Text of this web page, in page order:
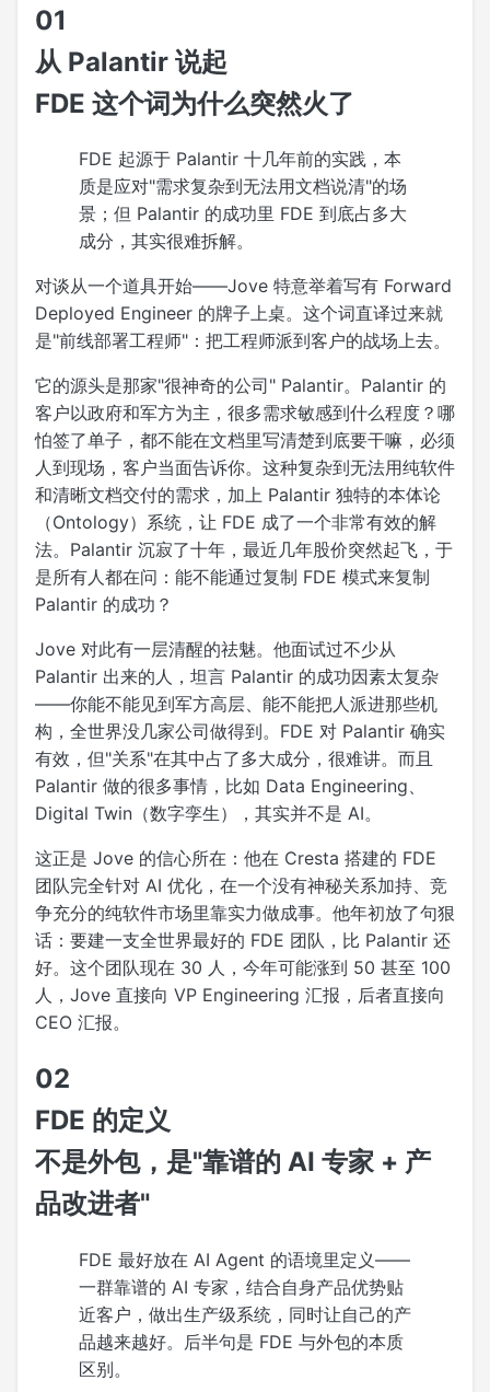
01
从 Palantir 说起
FDE 这个词为什么突然火了
FDE 起源于 Palantir 十几年前的实践，本
质是应对"需求复杂到无法用文档说清"的场
景；但 Palantir 的成功里 FDE 到底占多大
成分，其实很难拆解。
对谈从一个道具开始——Jove 特意举着写有 Forward
Deployed Engineer 的牌子上桌。这个词直译过来就
是"前线部署工程师"：把工程师派到客户的战场上去。
它的源头是那家"很神奇的公司" Palantir。Palantir 的
客户以政府和军方为主，很多需求敏感到什么程度？哪
怕签了单子，都不能在文档里写清楚到底要干嘛，必须
人到现场，客户当面告诉你。这种复杂到无法用纯软件
和清晰文档交付的需求，加上 Palantir 独特的本体论
（Ontology）系统，让 FDE 成了一个非常有效的解
法。Palantir 沉寂了十年，最近几年股价突然起飞，于
是所有人都在问：能不能通过复制 FDE 模式来复制
Palantir 的成功？
Jove 对此有一层清醒的祛魅。他面试过不少从
Palantir 出来的人，坦言 Palantir 的成功因素太复杂
——你能不能见到军方高层、能不能把人派进那些机
构，全世界没几家公司做得到。FDE 对 Palantir 确实
有效，但"关系"在其中占了多大成分，很难讲。而且
Palantir 做的很多事情，比如 Data Engineering、
Digital Twin（数字孪生），其实并不是 AI。
这正是 Jove 的信心所在：他在 Cresta 搭建的 FDE
团队完全针对 AI 优化，在一个没有神秘关系加持、竞
争充分的纯软件市场里靠实力做成事。他年初放了句狠
话：要建一支全世界最好的 FDE 团队，比 Palantir 还
好。这个团队现在 30 人，今年可能涨到 50 甚至 100
人，Jove 直接向 VP Engineering 汇报，后者直接向
CEO 汇报。
02
FDE 的定义
不是外包，是"靠谱的 AI 专家 + 产
品改进者"
FDE 最好放在 AI Agent 的语境里定义——
一群靠谱的 AI 专家，结合自身产品优势贴
近客户，做出生产级系统，同时让自己的产
品越来越好。后半句是 FDE 与外包的本质
区别。